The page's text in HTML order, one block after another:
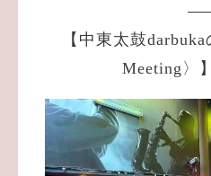
【中東太鼓
Meeting〉